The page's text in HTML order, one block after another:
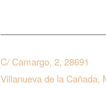
C/ Camargo, 2, 28691
Villanueva de la Cañada,